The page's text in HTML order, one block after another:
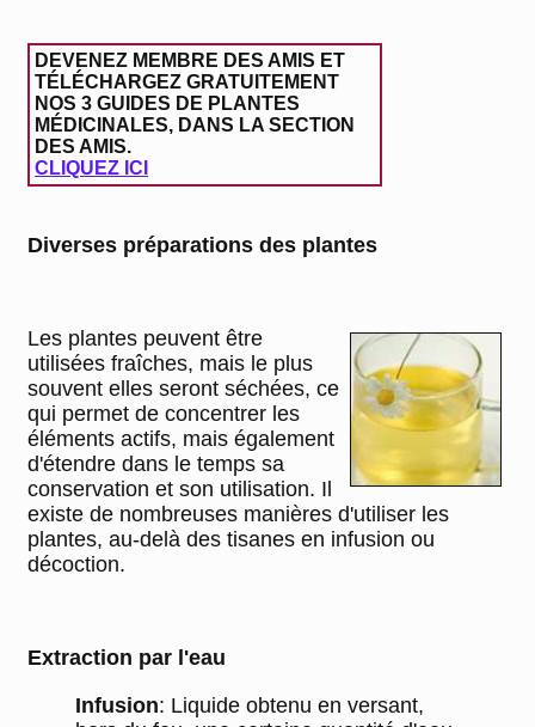
DEVENEZ MEMBRE DES AMIS ET
TÉLÉCHARGEZ GRATUITEMENT
NOS 3 GUIDES DE PLANTES
MÉDICINALES, DANS LA SECTION
DES AMIS.
CLIQUEZ ICI
Diverses préparations des plantes
Les plantes peuvent être
utilisées fraîches, mais le plus
souvent elles seront séchées, ce
qui permet de concentrer les
éléments actifs, mais également
d'étendre dans le temps sa
conservation et son utilisation. Il
existe de nombreuses manières d'utiliser les
plantes, au-delà des tisanes en infusion ou
décoction.
Extraction par l'eau
Infusion: Liquide obtenu en versant,